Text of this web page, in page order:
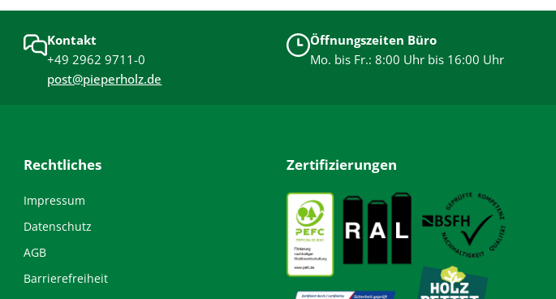
Kontakt
+49 2962 9711-0
post@pieperholz.de
Öffnungszeiten Büro
Mo. bis Fr.: 8:00 Uhr bis 16:00 Uhr
Rechtliches
Impressum
Datenschutz
AGB
Barrierefreiheit
Zertifizierungen